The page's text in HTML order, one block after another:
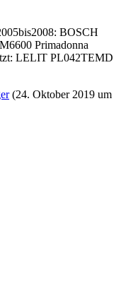
BOSCH
Primadonna
LELIT PL042TEMD
(24. Oktober 2019 um